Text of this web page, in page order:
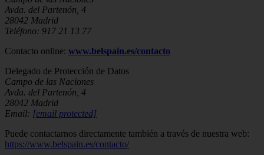
Avda. del Partenón, 4
28042 Madrid
Teléfono: 917 21 13 77
Contacto online: www.belspain.es/contacto
Delegado de Protección de Datos
Campo de las Naciones
Avda. del Partenón, 4
28042 Madrid
Email: [email protected]
Puede contactarnos directamente también a través de nuestra web:
https://www.belspain.es/contacto/